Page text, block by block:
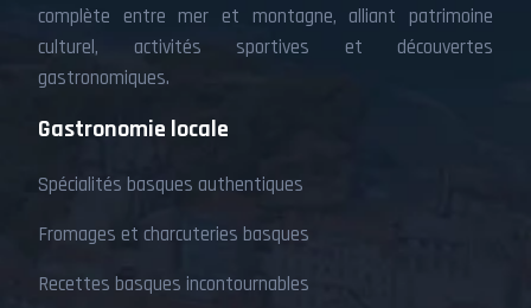
complète entre mer et montagne, alliant patrimoine
culturel, activités sportives et découvertes
gastronomiques.
Gastronomie locale
Spécialités basques authentiques
Fromages et charcuteries basques
Recettes basques incontournables